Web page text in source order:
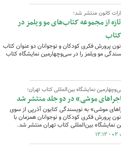
کانون منتشر شد؛
از مجموعه کتاب‌های مو ویلمز در
پرورش فکری کودکان و نوجوانان دو عنوان کتاب
مو ویلمز را در سی‌وچهارمین نمایشگاه کتاب
نمایشگاه بین‌المللی کتاب تهران؛
موشی» در دو جلد منتشر شد
موشی» به نویسندگی کتایون آذرپی از سوی
پرورش فکری کودکان و نوجوانان همزمان با
نمایشگاه بین‌المللی کتاب تهران منتشر شد.